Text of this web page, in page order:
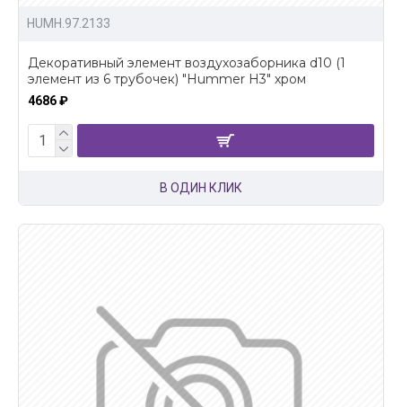
HUMH.97.2133
Декоративный элемент воздухозаборника d10 (1
элемент из 6 трубочек) "Hummer H3" хром
4686 ₽
В ОДИН КЛИК